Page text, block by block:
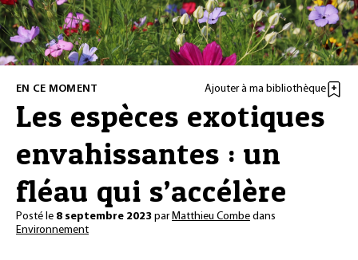
EN CE MOMENT Ajouter à ma bibliothèque
Les espèces exotiques
envahissantes : un
fléau qui s’accélère
Posté le 8 septembre 2023 parMatthieu Combe dans
Environnement